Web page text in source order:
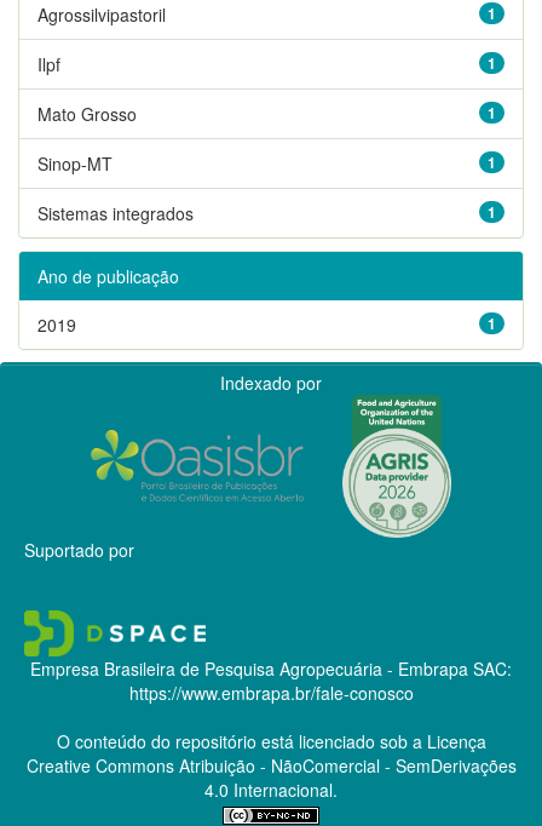
1
Agrossilvipastoril
1
Ilpf
1
Mato Grosso
1
Sinop-MT
1
Sistemas integrados
Ano de publicação
1
2019
Indexado por
Suportado por
Empresa Brasileira de Pesquisa Agropecuária - Embrapa SAC:
https://www.embrapa.br/fale-conosco
O conteúdo do repositório está licenciado sob a Licença
Creative CommonsAtribuição - NãoComercial - SemDerivações
4.0 Internacional.